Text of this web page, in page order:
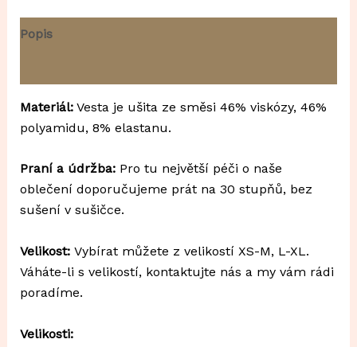
Popis
Materiál:Vesta je ušita ze směsi 46% viskózy, 46%
polyamidu, 8% elastanu.
Praní a údržba: Pro tu největší péči o naše
oblečení doporučujeme prát na 30 stupňů, bez
sušení v sušičce.
Velikost: Vybírat můžete z velikostí XS-M, L-XL.
Váháte-li s velikostí, kontaktujte nás a my vám rádi
poradíme.
Velikosti: